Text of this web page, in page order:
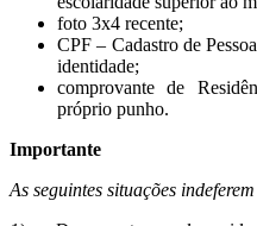
foto 3x4 recente;
CPF – Cadastro de
identidade;
comprovante de
próprio punho.
Importante
As seguintes situações